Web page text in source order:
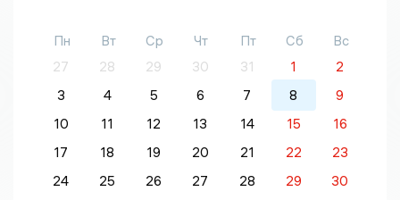
Пн Вт Ср Чт Пт Сб
Вс
27
28 29 30 31 1
2
3
4 5 6 7 8
9
10
11 12 13 14 15
16
17
18 19 20 21 22
23
24
25 26 27 28 29
30